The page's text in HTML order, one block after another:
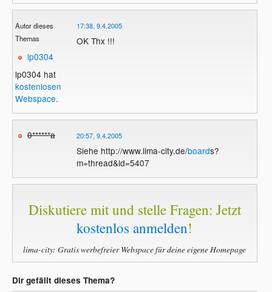
Autor dieses
Themas
lp0304
lp0304 hat
kostenlosen
Webspace.
17:38, 9.4.2005
OK Thx !!!
0******a 20:57, 9.4.2005
Siehe http://www.lima-city.de/boards?
m=thread&id=5407
Diskutiere mit und stelle Fragen: Jetzt
kostenlos anmelden!
lima-city: Gratis werbefreier Webspace für deine eigene Homepage
Dir gefällt dieses Thema?